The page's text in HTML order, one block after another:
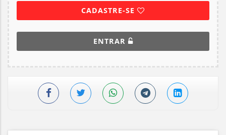
CADASTRE-SE
ENTRAR